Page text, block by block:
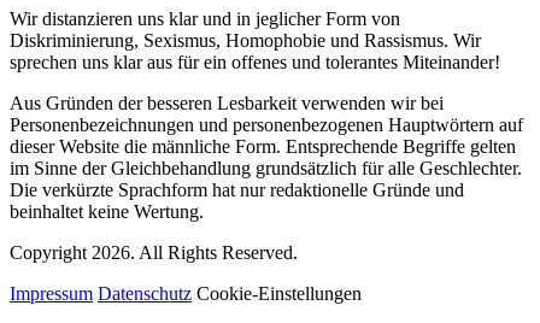
Wir distanzieren uns klar und in jeglicher Form von
Diskriminierung, Sexismus, Homophobie und Rassismus. Wir
sprechen uns klar aus für ein offenes und tolerantes Miteinander!
Aus Gründen der besseren Lesbarkeit verwenden wir bei
Personenbezeichnungen und personenbezogenen Hauptwörtern auf
dieser Website die männliche Form. Entsprechende Begriffe gelten
im Sinne der Gleichbehandlung grundsätzlich für alle Geschlechter.
Die verkürzte Sprachform hat nur redaktionelle Gründe und
beinhaltet keine Wertung.
Copyright 2026. All Rights Reserved.
Impressum Datenschutz Cookie-Einstellungen